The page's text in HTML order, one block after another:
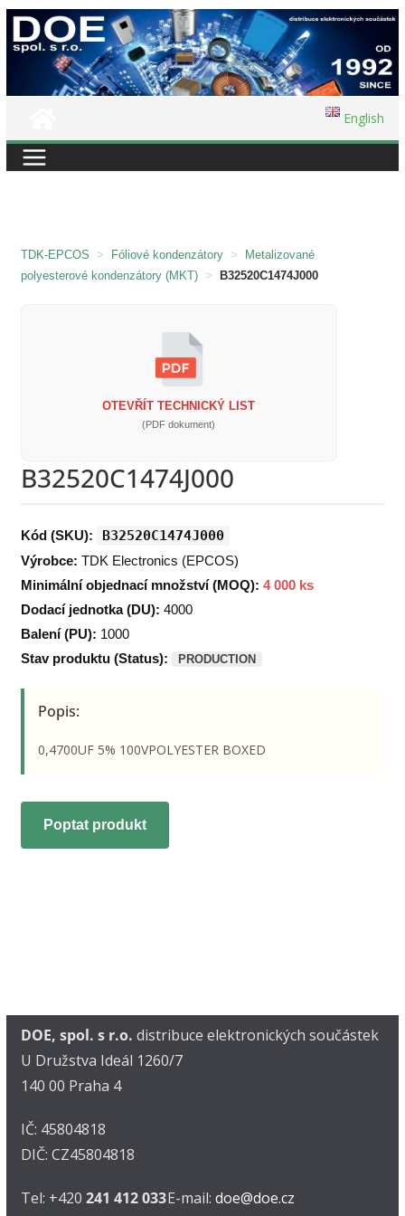
Přeskočit
na
English
TDK-EPCOS > Fóliové kondenzátory >
Metalizované
polyesterové kondenzátory (MKT) > B32520C1474J000
OTEVŘÍT TECHNICKÝ LIST
(PDF dokument)
B32520C1474J000
Kód (SKU): B32520C1474J000
Výrobce: TDK Electronics (EPCOS)
Minimální objednací množství (MOQ): 4 000 ks
Dodací jednotka (DU): 4000
Balení (PU): 1000
Stav produktu (Status):
PRODUCTION
Popis:
0,4700UF 5% 100VPOLYESTER BOXED
Poptat produkt
DOE, spol. s r.o. distribuce elektronických součástek
U Družstva Ideál 1260/7
140 00 Praha 4
IČ: 45804818
DIČ: CZ45804818
Tel: +420 241 412 033E-mail: doe@doe.cz